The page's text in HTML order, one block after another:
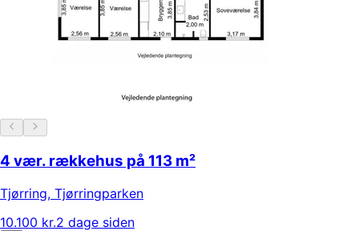
4 vær. rækkehus på 113 m²
Tjørring, Tjørringparken
10.100 kr.2 dage siden